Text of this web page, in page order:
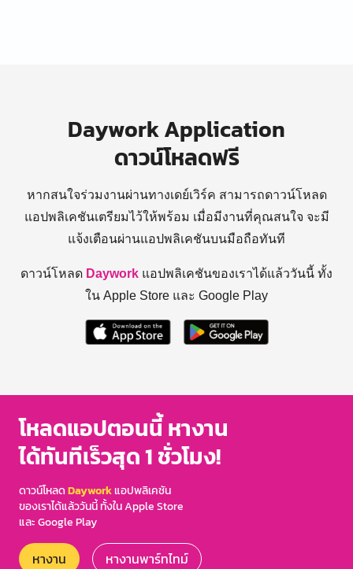
Daywork Application
ดาวน์โหลดฟรี
หากสนใจร่วมงานผ่านทางเดย์เวิร์ค สามารถดาวน์โหลด
แอปพลิเคชันเตรียมไว้ให้พร้อม เมื่อมีงานที่คุณสนใจ จะมี
แจ้งเตือนผ่านแอปพลิเคชันบนมือถือทันที
ดาวน์โหลด Daywork แอปพลิเคชันของเราได้แล้ววันนี้ ทั้ง
ใน Apple Store และ Google Play
โหลดแอปตอนนี้ หางาน
ได้ทันทีเร็วสุด 1 ชั่วโมง!
ดาวน์โหลดDayworkแอปพลิเคชัน
ของเราได้แล้ววันนี้ ทั้งใน Apple Store
และ Google Play
หางาน หางานพาร์ทไทม์